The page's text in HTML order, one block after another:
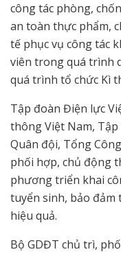
công tác phòng,
an toàn thực phẩm,
tế phục vụ công tác
viên trong quá trình
quá trình tổ chức Kì
Tập đoàn Điện lực
thông Việt Nam,
Quân đội, Tổng
phối hợp, chủ động
phương triển khai
tuyển sinh, bảo đảm
hiệu quả.
Bộ GDĐT chủ trì,